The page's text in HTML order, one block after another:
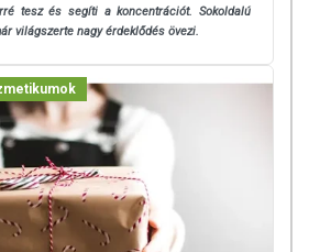
tesz és segíti a koncentrációt. Sokoldalú
világszerte nagy érdeklődés övezi.